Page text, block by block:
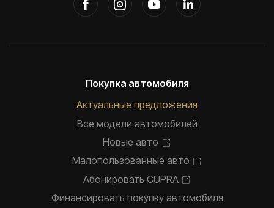
Покупка автомобиля
Актуальные предложения
Все модели автомобилей
Новые авто
Малопользованные авто
Абонировать CUPRA
Финансировать покупку автомобиля